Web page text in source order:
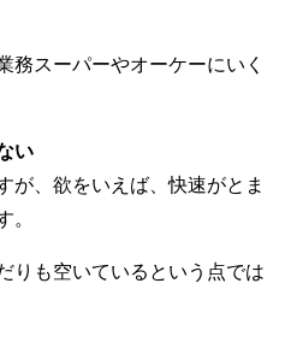
務スーパーやオーケーにいく
い
が、欲をいえば、快速がとま
。
りも空いているという点では